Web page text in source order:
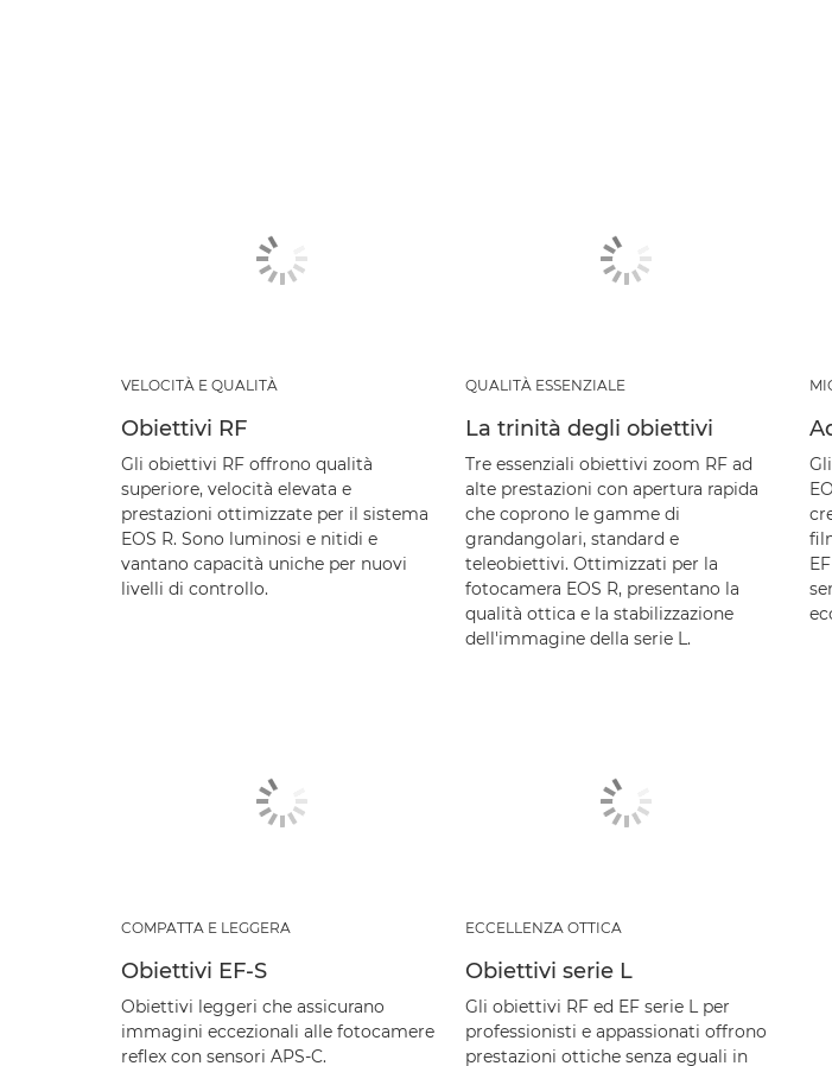
VELOCITÀ E QUALITÀ
Obiettivi RF
Gli obiettivi RF offrono qualità
superiore, velocità elevata e
prestazioni ottimizzate per il sistema
EOS R. Sono luminosi e nitidi e
vantano capacità uniche per nuovi
livelli di controllo.
QUALITÀ ESSENZIALE
La trinità degli obiettivi
Tre essenziali obiettivi zoom RF ad
alte prestazioni con apertura rapida
che coprono le gamme di
grandangolari, standard e
teleobiettivi. Ottimizzati per la
fotocamera EOS R, presentano la
qualità ottica e la stabilizzazione
dell'immagine della serie L.
COMPATTA E LEGGERA
Obiettivi EF-S
Obiettivi leggeri che assicurano
immagini eccezionali alle fotocamere
reflex con sensori APS-C.
ECCELLENZA OTTICA
Obiettivi serie L
Gli obiettivi RF ed EF serie L per
professionisti e appassionati offrono
prestazioni ottiche senza eguali in